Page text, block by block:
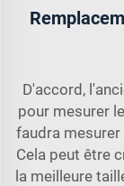
D'accord,
pour mesurer
faudra mesurer
Cela peut être
la meilleure